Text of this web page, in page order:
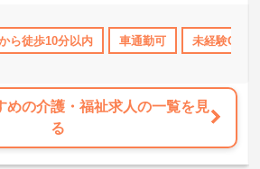
上 資格取得サポート 研修制度あり
ら徒歩10分以内 車通勤可 未経験OK
めの介護・福祉求人の一覧を見
る